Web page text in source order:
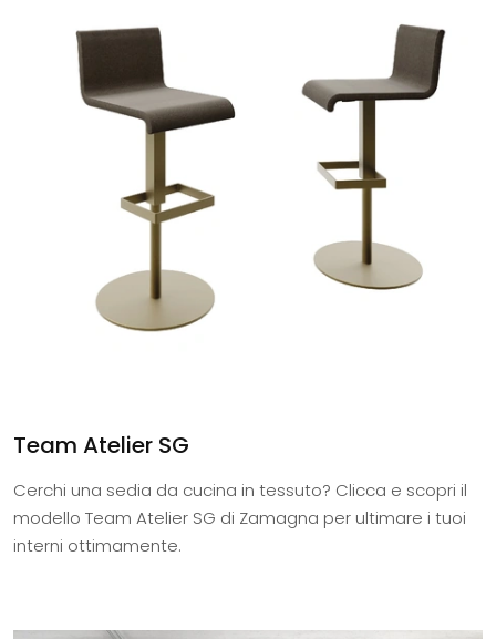
Team Atelier SG
Cerchi una sedia da cucina in tessuto? Clicca e scopri il
modello Team Atelier SG di Zamagna per ultimare i tuoi
interni ottimamente.